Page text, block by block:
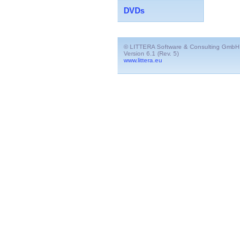
DVDs
© LITTERA Software & Consulting GmbH
Version 6.1 (Rev. 5)
www.littera.eu